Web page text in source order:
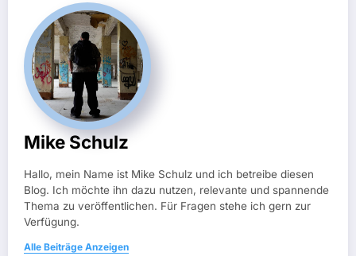
Mike Schulz
Hallo, mein Name ist Mike Schulz und ich betreibe diesen
Blog. Ich möchte ihn dazu nutzen, relevante und spannende
Thema zu veröffentlichen. Für Fragen stehe ich gern zur
Verfügung.
Alle Beiträge Anzeigen